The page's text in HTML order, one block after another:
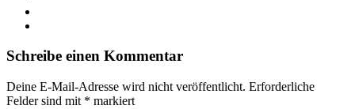
Schreibe einen Kommentar
Deine E-Mail-Adresse wird nicht veröffentlicht. Erforderliche
Felder sind mit * markiert